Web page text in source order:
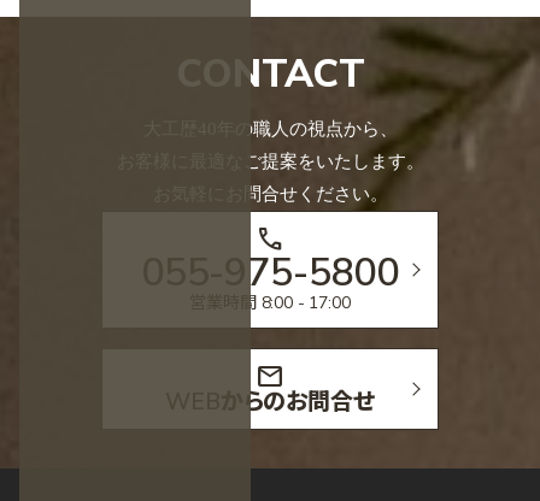
CONTACT
大工歴40年の職人の視点から、
お客様に最適なご提案をいたします。
お気軽にお問合せください。
call
055-975-5800
営業時間 8:00 - 17:00
mail
WEBからのお問合せ